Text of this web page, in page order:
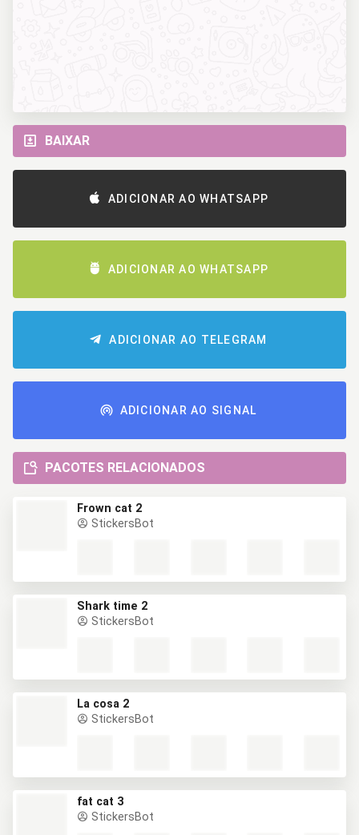
BAIXAR
ADICIONAR AO WHATSAPP
ADICIONAR AO WHATSAPP
ADICIONAR AO TELEGRAM
ADICIONAR AO SIGNAL
PACOTES RELACIONADOS
Frown cat 2
StickersBot
Shark time 2
StickersBot
La cosa 2
StickersBot
fat cat 3
StickersBot